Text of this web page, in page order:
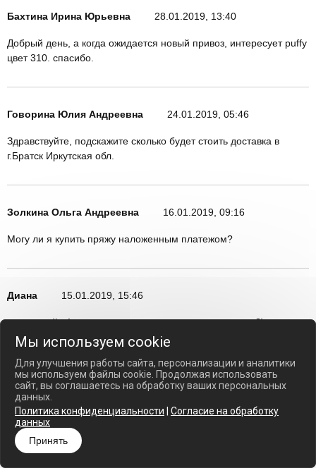
Бахтина Ирина Юрьевна 28.01.2019, 13:40
Добрый день, а когда ожидается новый привоз, интересует puffy
цвет 310. спасибо.
Говорина Юлия Андреевна 24.01.2019, 05:46
Здравствуйте, подскажите сколько будет стоить доставка в
г.Братск Иркутская обл.
Золкина Ольга Андреевна 16.01.2019, 09:16
Могу ли я купить пряжу наложенным платежом?
Диана 15.01.2019, 15:46
здравствуйте! можно мне тоже по доставке написать ?)
Ирина 14.01.2019, 23:07
Здравствуйте, подскажите пожалуйста, хотела бы приобрести
пряжу Alize Puffy, проживаю в Ростовской области, сколько будет
стоить доставка?
Мы используем cookie
Для улучшения работы сайта, персонализации и аналитики
мы используем файлы cookie. Продолжая использовать
сайт, вы соглашаетесь на обработку ваших персональных
данных.
Политика конфиденциальности
Согласие на обработку
данных
Принять